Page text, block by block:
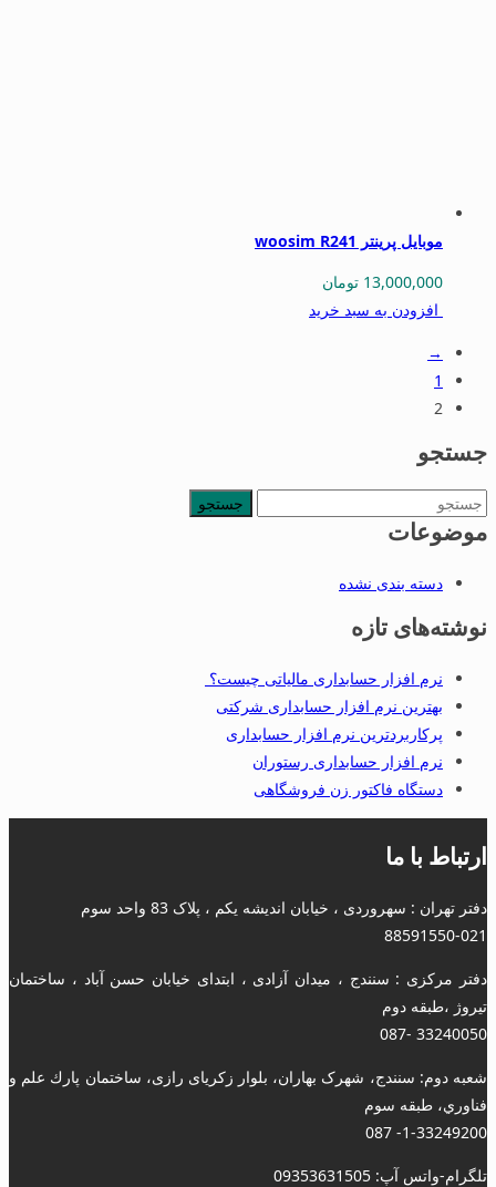
موبایل پرینتر woosim R241
13,000,000 تومان
افزودن به سبد خرید
→
1
2
جستجو
جستجو
برای:
موضوعات
دسته بندی نشده
نوشته‌های تازه
نرم افزار حسابداری مالیاتی چیست؟
بهترین نرم افزار حسابداری شرکتی
پرکاربردترین نرم افزار حسابداری
نرم افزار حسابداری رستوران
دستگاه فاکتور زن فروشگاهی
ارتباط با ما
دفتر تهران : سهروردی ، خیابان اندیشه یکم ، پلاک 83 واحد سوم
88591550-021
دفتر مرکزی : سنندج ، میدان آزادی ، ابتدای خیابان حسن آباد ، ساختمان
تیروژ ،طبقه دوم
33240050 -087
شعبه دوم: سنندج، شهرک بهاران، بلوار زکریای رازی، ساختمان پارك علم و
فناوري، طبقه سوم
1-33249200- 087
تلگرام-واتس آپ: 09353631505